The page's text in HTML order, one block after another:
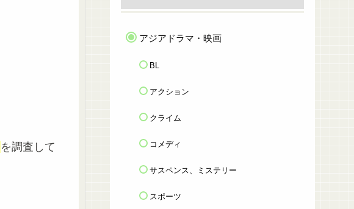
を調査して
アジアドラマ・映画
BL
アクション
クライム
コメディ
サスペンス、ミステリー
スポーツ